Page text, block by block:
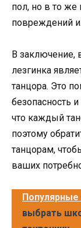
пол, но в то же
повреждений
В заключение,
лезгинка
танцора. Это
безопасность
что каждый
поэтому
танцорам,
ваших
Популярные
выбрать